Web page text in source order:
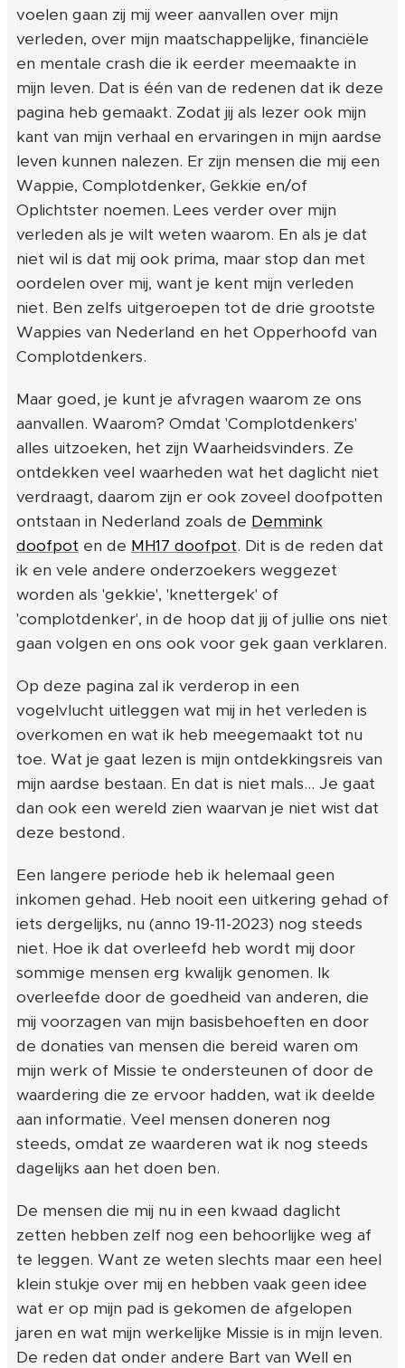
voelen gaan zij mij weer aanvallen over mijn
verleden, over mijn maatschappelijke, financiële
en mentale crash die ik eerder meemaakte in
mijn leven. Dat is één van de redenen dat ik deze
pagina heb gemaakt. Zodat jij als lezer ook mijn
kant van mijn verhaal en ervaringen in mijn aardse
leven kunnen nalezen. Er zijn mensen die mij een
Wappie, Complotdenker, Gekkie en/of
Oplichtster noemen. Lees verder over mijn
verleden als je wilt weten waarom. En als je dat
niet wil is dat mij ook prima, maar stop dan met
oordelen over mij, want je kent mijn verleden
niet. Ben zelfs uitgeroepen tot de drie grootste
Wappies van Nederland en het Opperhoofd van
Complotdenkers.
Maar goed, je kunt je afvragen waarom ze ons
aanvallen. Waarom? Omdat 'Complotdenkers'
alles uitzoeken, het zijn Waarheidsvinders. Ze
ontdekken veel waarheden wat het daglicht niet
verdraagt, daarom zijn er ook zoveel doofpotten
ontstaan in Nederland zoals de Demmink
doofpot en de MH17 doofpot. Dit is de reden dat
ik en vele andere onderzoekers weggezet
worden als 'gekkie', 'knettergek' of
'complotdenker', in de hoop dat jij of jullie ons niet
gaan volgen en ons ook voor gek gaan verklaren.
Op deze pagina zal ik verderop in een
vogelvlucht uitleggen wat mij in het verleden is
overkomen en wat ik heb meegemaakt tot nu
toe. Wat je gaat lezen is mijn ontdekkingsreis van
mijn aardse bestaan. En dat is niet mals... Je gaat
dan ook een wereld zien waarvan je niet wist dat
deze bestond.
Een langere periode heb ik helemaal geen
inkomen gehad. Heb nooit een uitkering gehad of
iets dergelijks, nu (anno 19-11-2023) nog steeds
niet. Hoe ik dat overleefd heb wordt mij door
sommige mensen erg kwalijk genomen. Ik
overleefde door de goedheid van anderen, die
mij voorzagen van mijn basisbehoeften en door
de donaties van mensen die bereid waren om
mijn werk of Missie te ondersteunen of door de
waardering die ze ervoor hadden, wat ik deelde
aan informatie. Veel mensen doneren nog
steeds, omdat ze waarderen wat ik nog steeds
dagelijks aan het doen ben.
De mensen die mij nu in een kwaad daglicht
zetten hebben zelf nog een behoorlijke weg af
te leggen. Want ze weten slechts maar een heel
klein stukje over mij en hebben vaak geen idee
wat er op mijn pad is gekomen de afgelopen
jaren en wat mijn werkelijke Missie is in mijn leven.
De reden dat onder andere Bart van Well en